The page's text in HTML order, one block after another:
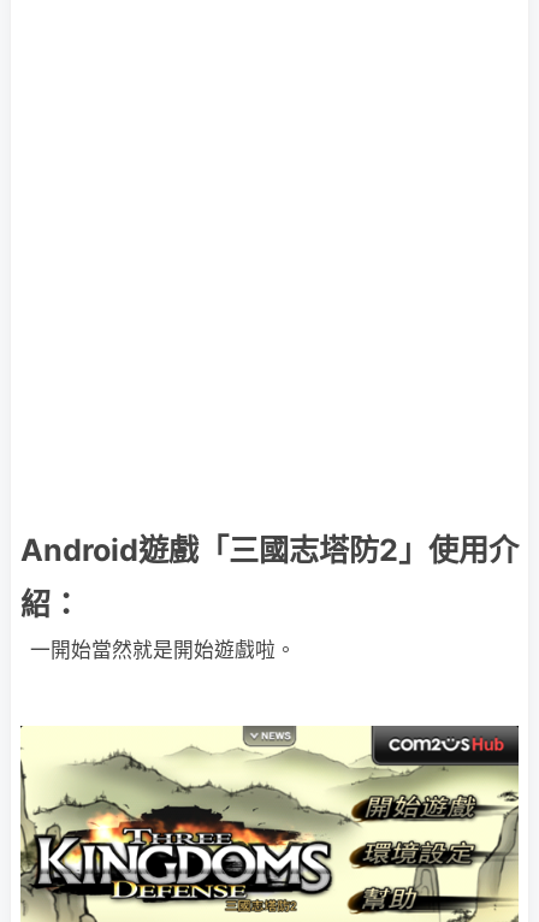
Android遊戲「三國志塔防2」使用介
紹：
一開始當然就是開始遊戲啦。